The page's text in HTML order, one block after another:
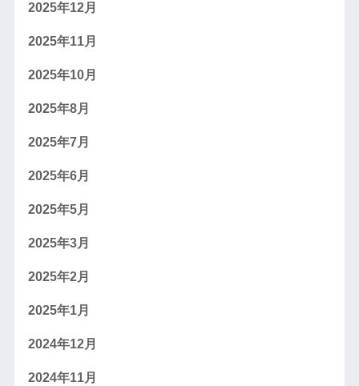
2025年12月
2025年11月
2025年10月
2025年8月
2025年7月
2025年6月
2025年5月
2025年3月
2025年2月
2025年1月
2024年12月
2024年11月